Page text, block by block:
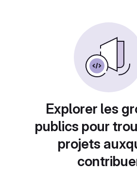
Explorer les
publics pour
projets